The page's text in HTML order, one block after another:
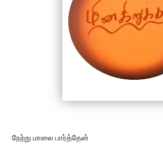
நேற்று மாலை பார்த்தேன்